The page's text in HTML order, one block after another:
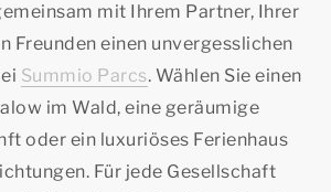
mit Ihrem Partner, Ihrer
Freunden einen unvergesslichen
Summio Parcs. Wählen Sie einen
im Wald, eine geräumige
oder ein luxuriöses Ferienhaus
Für jede Gesellschaft